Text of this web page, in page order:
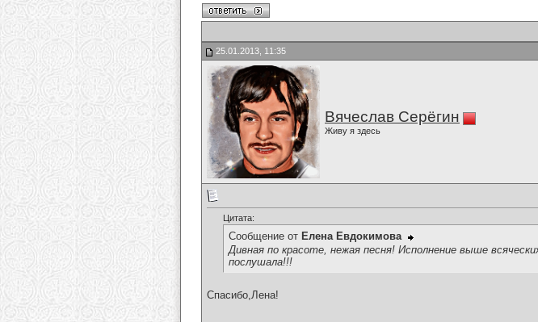
25.01.2013, 11:35
Вячеслав Серёгин
Живу я здесь
Цитата:
Сообщение от Елена Евдокимова
Дивная по красоте, нежая песня! Исполнение выше
послушала!!!
Спасибо,Лена!